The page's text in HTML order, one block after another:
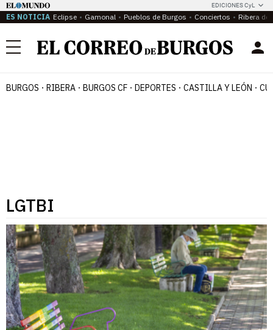
EDICIONES CyL
ES NOTICIA Eclipse Gamonal Pueblos de Burgos Conciertos Ribera del
Menú
BURGOS RIBERA BURGOS CF DEPORTES CASTILLA Y LEÓN
LGTBI